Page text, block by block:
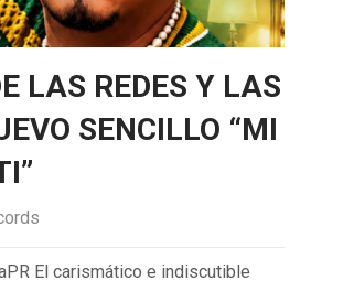
LAS REDES Y LAS
SENCILLO “MI
El carismático e indiscutible